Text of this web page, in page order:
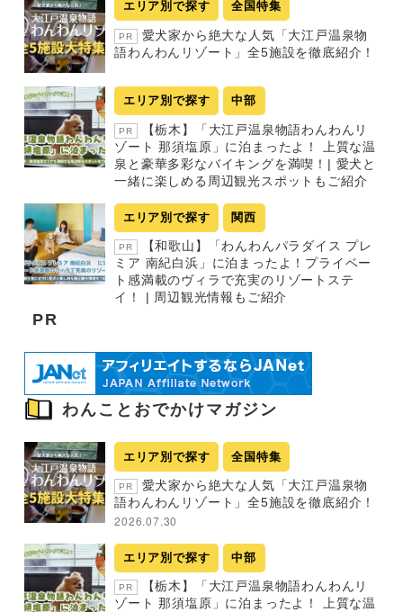
エリア別で探す 全国特集
PR
愛犬家から絶大な人気「大江戸温泉物
語わんわんリゾート」全5施設を徹底紹介！
エリア別で探す 中部
PR
【栃木】「大江戸温泉物語わんわんリ
ゾート 那須塩原」に泊まったよ！ 上質な温
泉と豪華多彩なバイキングを満喫！| 愛犬と
一緒に楽しめる周辺観光スポットもご紹介
エリア別で探す 関西
PR
【和歌山】「わんわんパラダイス プレ
ミア 南紀白浜」に泊まったよ！プライベー
ト感満載のヴィラで充実のリゾートステ
イ！ | 周辺観光情報もご紹介
PR
わんことおでかけマガジン
エリア別で探す 全国特集
PR
愛犬家から絶大な人気「大江戸温泉物
語わんわんリゾート」全5施設を徹底紹介！
2026.07.30
エリア別で探す 中部
PR
【栃木】「大江戸温泉物語わんわんリ
ゾート 那須塩原」に泊まったよ！ 上質な温